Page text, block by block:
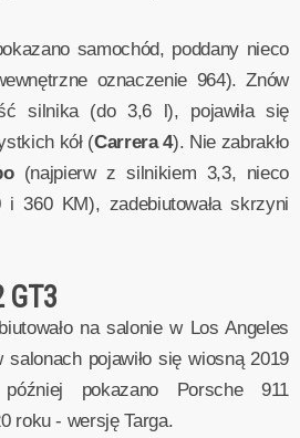
samochód, poddany nieco
oznaczenie 964). Znów
silnika (do 3,6 l), pojawiła się
kół (Carrera 4). Nie zabrakło
(najpierw z silnikiem 3,3, nieco
360 KM), zadebiutowała skrzyni
GT3
na salonie w Los Angeles
pojawiło się wiosną 2019
pokazano Porsche 911
roku - wersję Targa.